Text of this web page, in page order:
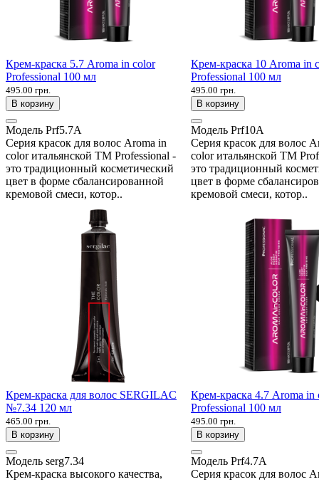
Крем-краска 5.7 Aroma in color
Professional 100 мл
495.00 грн.
В корзину
Модель Prf5.7A
Серия красок для волос Aroma in
color итальянской ТМ Professional -
это традиционный косметический
цвет в форме сбалансированной
кремовой смеси, котор..
Крем-краска 10 Aroma in
Professional 100 мл
495.00 грн.
В корзину
Модель Prf10A
Серия красок для волос
color итальянской ТМ
это традиционный
цвет в форме
кремовой смеси, котор..
Крем-краска для волос SERGILAC
№7.34 120 мл
465.00 грн.
В корзину
Модель serg7.34
Крем-краска высокого качества,
Крем-краска 4.7 Aroma in
Professional 100 мл
495.00 грн.
В корзину
Модель Prf4.7A
Серия красок для волос